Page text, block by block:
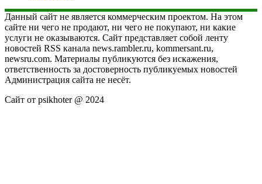
Данный сайт не является коммерческим проектом. На этом
сайте ни чего не продают, ни чего не покупают, ни какие
услуги не оказываются. Сайт представляет собой ленту
новостей RSS канала news.rambler.ru, kommersant.ru,
newsru.com. Материалы публикуются без искажения,
ответственность за достоверность публикуемых новостей
Администрация сайта не несёт.
Сайт от psikhoter @ 2024